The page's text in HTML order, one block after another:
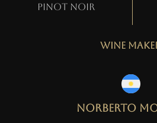
Pinot Noir
Wine
Norberto